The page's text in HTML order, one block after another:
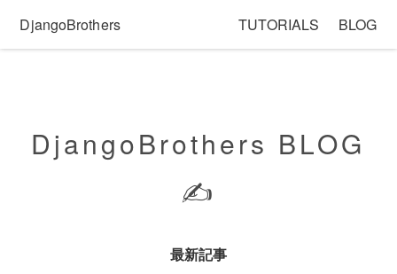
DjangoBrothers TUTORIALS BLOG
DjangoBrothers BLOG
✍️
最新記事